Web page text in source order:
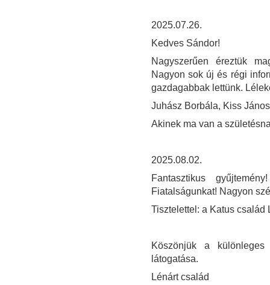
2025.07.26.
Kedves Sándor!
Nagyszerűen éreztük
Nagyon sok új és régi
gazdagabbak lettünk.
Juhász Borbála, Kiss
Akinek ma van a
2025.08.02.
Fantasztikus
Fiatalságunkat! Nagyon
Tisztelettel: a Katus család
Köszönjük a
látogatása.
Lénárt család